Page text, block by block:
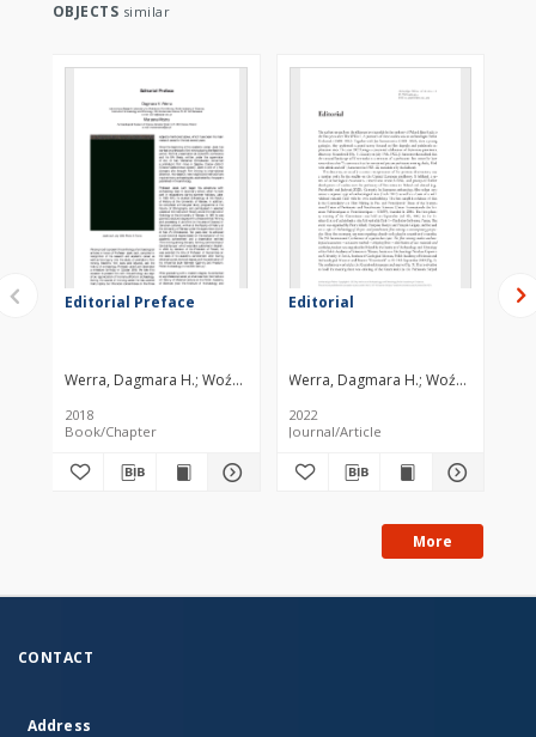
OBJECTS similar
Editorial Preface
Werra, Dagmara H. Woźny, Marzena
2018
Book/Chapter
Editorial
Werra, Dagmara H. Woźny,
2022
Journal/Article
More
CONTACT
Address